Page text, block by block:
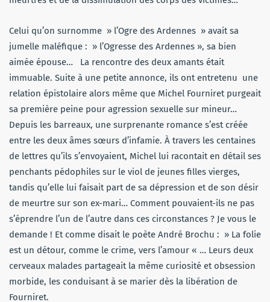
Celui qu’on surnomme » l’Ogre des Ardennes » avait sa
jumelle maléfique : » l’Ogresse des Ardennes », sa bien
aimée épouse… La rencontre des deux amants était
immuable. Suite à une petite annonce, ils ont entretenu une
relation épistolaire alors même que Michel Fourniret purgeait
sa première peine pour agression sexuelle sur mineur…
Depuis les barreaux, une surprenante romance s’est créée
entre les deux âmes sœurs d’infamie. À travers les centaines
de lettres qu’ils s’envoyaient, Michel lui racontait en détail ses
penchants pédophiles sur le viol de jeunes filles vierges,
tandis qu’elle lui faisait part de sa dépression et de son désir
de meurtre sur son ex-mari… Comment pouvaient-ils ne pas
s’éprendre l’un de l’autre dans ces circonstances ? Je vous le
demande ! Et comme disait le poète André Brochu : » La folie
est un détour, comme le crime, vers l’amour « … Leurs deux
cerveaux malades partageait la même curiosité et obsession
morbide, les conduisant à se marier dès la libération de
Fourniret.